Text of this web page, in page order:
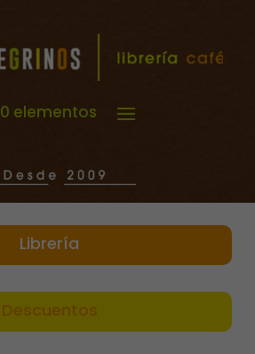
0 elementos
Librería
Descuentos